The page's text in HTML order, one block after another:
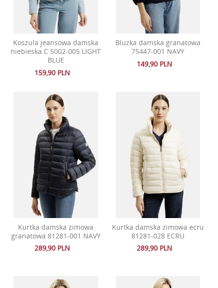
Koszula jeansowa damska
niebieska C 5002-005 LIGHT
BLUE
159,90 PLN
Bluzka damska granatowa
75447-001 NAVY
149,90 PLN
Kurtka damska zimowa
granatowa 81281-001 NAVY
289,90 PLN
Kurtka damska zimowa ecru
81281-028 ECRU
289,90 PLN